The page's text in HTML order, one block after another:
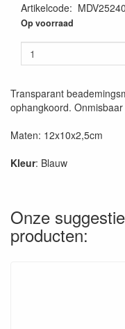
Artikelcode: MDV25240
Op voorraad
Transparant
ophangkoord.
Maten: 12x10x2,5cm
Kleur: Blauw
Onze
producten: